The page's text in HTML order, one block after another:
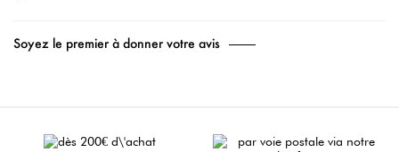
Soyez le premier à donner votre avis